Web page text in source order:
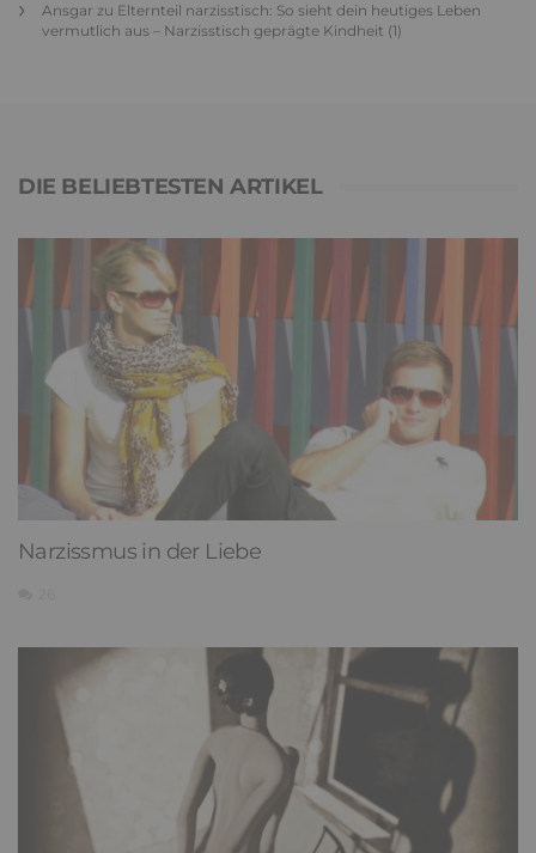
Ansgar zu Elternteil narzisstisch: So sieht dein heutiges Leben
vermutlich aus – Narzisstisch geprägte Kindheit (1)
DIE BELIEBTESTEN ARTIKEL
Narzissmus in der Liebe